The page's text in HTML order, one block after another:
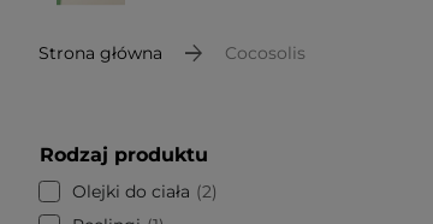
Strona główna Cocosolis
Rodzaj produktu
Olejki do ciała
2